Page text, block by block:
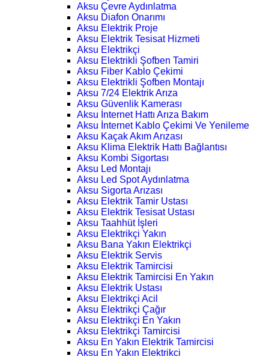
Aksu Çevre Aydınlatma
Aksu Diafon Onarımı
Aksu Elektrik Proje
Aksu Elektrik Tesisat Hizmeti
Aksu Elektrikçi
Aksu Elektrikli Şofben Tamiri
Aksu Fiber Kablo Çekimi
Aksu Elektrikli Şofben Montajı
Aksu 7/24 Elektrik Arıza
Aksu Güvenlik Kamerası
Aksu İnternet Hattı Arıza Bakım
Aksu İnternet Kablo Çekimi Ve Yenileme
Aksu Kaçak Akım Arızası
Aksu Klima Elektrik Hattı Bağlantısı
Aksu Kombi Sigortası
Aksu Led Montajı
Aksu Led Spot Aydınlatma
Aksu Sigorta Arızası
Aksu Elektrik Tamir Ustası
Aksu Elektrik Tesisat Ustası
Aksu Taahhüt İşleri
Aksu Elektrikçi Yakın
Aksu Bana Yakın Elektrikçi
Aksu Elektrik Servis
Aksu Elektrik Tamircisi
Aksu Elektrik Tamircisi En Yakın
Aksu Elektrik Ustası
Aksu Elektrikçi Acil
Aksu Elektrikçi Çağır
Aksu Elektrikçi En Yakın
Aksu Elektrikçi Tamircisi
Aksu En Yakın Elektrik Tamircisi
Aksu En Yakın Elektrikci